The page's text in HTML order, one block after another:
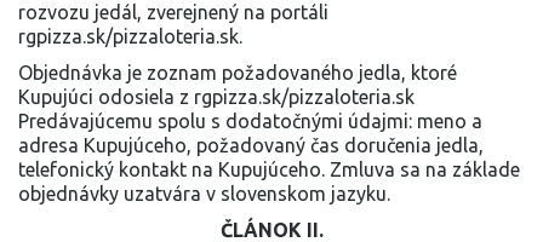
rozvozu jedál, zverejnený na portáli
rgpizza.sk/pizzaloteria.sk.
Objednávka je zoznam požadovaného jedla, ktoré
Kupujúci odosiela z rgpizza.sk/pizzaloteria.sk
Predávajúcemu spolu s dodatočnými údajmi: meno a
adresa Kupujúceho, požadovaný čas doručenia jedla,
telefonický kontakt na Kupujúceho. Zmluva sa na základe
objednávky uzatvára v slovenskom jazyku.
ČLÁNOK II.